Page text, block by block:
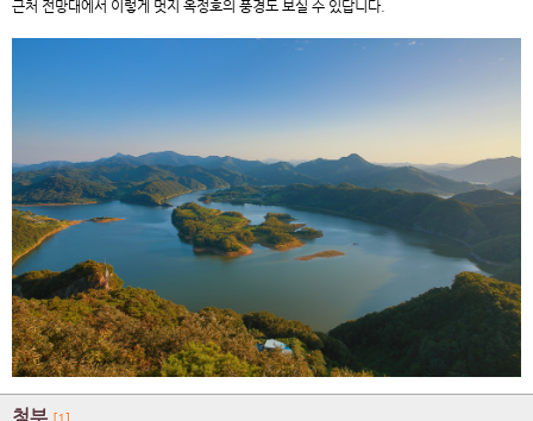
근처 전망대에서 이렇게 멋지 옥정호의 풍경도 보실 수 있답니다.